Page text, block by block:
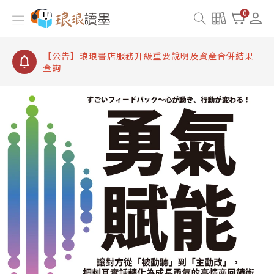
0
【公告】琅琅讀墨 3 分鐘完成書櫃開通與資產合併申
請圖文教學
【公告】琅琅書店服務升級重要說明及資產合併結果
【公告】琅琅讀墨數位閱讀資產合併與書櫃開通申請